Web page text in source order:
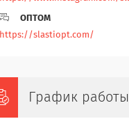
ОПТОМ
https://slastiopt.com/
График работы